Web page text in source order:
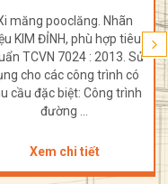
măng pooclăng. Nhãn
KIM ĐỈNH, phù hợp tiêu
TCVN 7024 : 2013. Sử
cho các công trình có
cầu đặc biệt: Công trình
đường ...
Xem chi tiết